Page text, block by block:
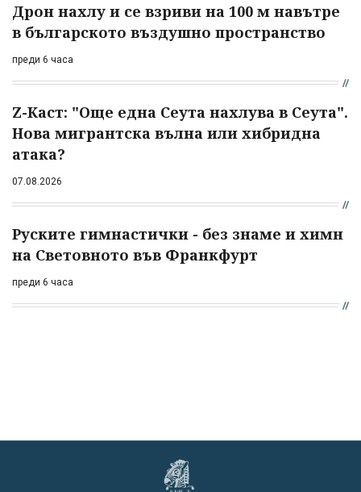
Дрон нахлу и се взриви на 100 м навътре
в българското въздушно пространство
преди 6 часа
Z-Каст: "Още една Сеута нахлува в Сеута".
Нова мигрантска вълна или хибридна
атака?
07.08.2026
Руските гимнастички - без знаме и химн
на Световното във Франкфурт
преди 6 часа